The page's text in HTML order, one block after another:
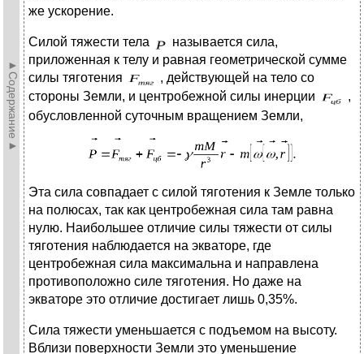
►Содержание►
же ускорение.
Силой тяжести тела
называется сила,
приложенная к телу и равная геометрической сумме
силы тяготения
, действующей на тело со
стороны Земли, и центробежной силы инерции
,
обусловленной суточным вращением Земли,
Эта сила совпадает с силой тяготения к Земле только
на полюсах, так как центробежная сила там равна
нулю. Наибольшее отличие силы тяжести от силы
тяготения наблюдается на экваторе, где
центробежная сила максимальна и направлена
противоположно силе тяготения. Но даже на
экваторе это отличие достигает лишь 0,35%.
Сила тяжести уменьшается с подъемом на высоту.
Вблизи поверхности Земли это уменьшение